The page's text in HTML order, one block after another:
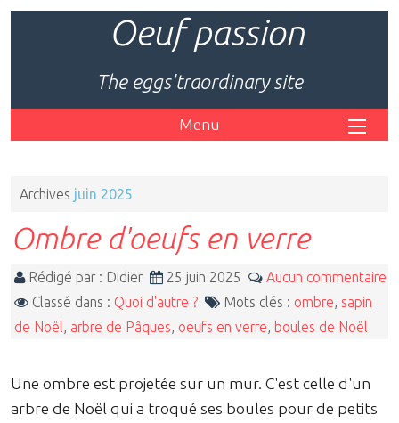
Oeuf passion
The eggs'traordinary site
Menu
Archives juin 2025
Ombre d'oeufs en verre
Rédigé par : Didier 25 juin 2025
Aucun commentaire
Classé dans : Quoi d'autre ? Mots clés : ombre sapin
de Noël
arbre de Pâques oeufs en verre boules de Noël
Une ombre est projetée sur un mur. C'est celle d'un
arbre de Noël qui a troqué ses boules pour de petits